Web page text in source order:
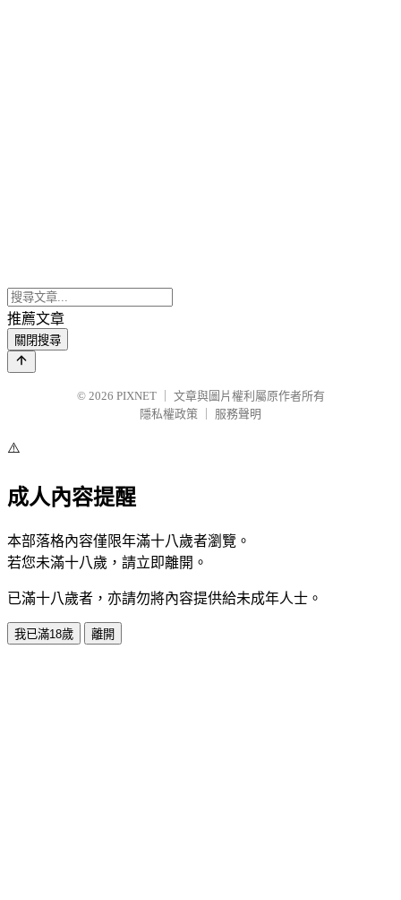
推薦文章
關閉搜尋
© 2026 PIXNET
文章與圖片權利屬原作者所有
隱私權政策
服務聲明
⚠️
成人內容提醒
本部落格內容僅限年滿十八歲者瀏覽。
若您未滿十八歲，請立即離開。
已滿十八歲者，亦請勿將內容提供給未成年人士。
我已滿18歲 離開